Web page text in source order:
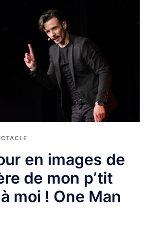
en images de
de mon p’tit
moi ! One Man